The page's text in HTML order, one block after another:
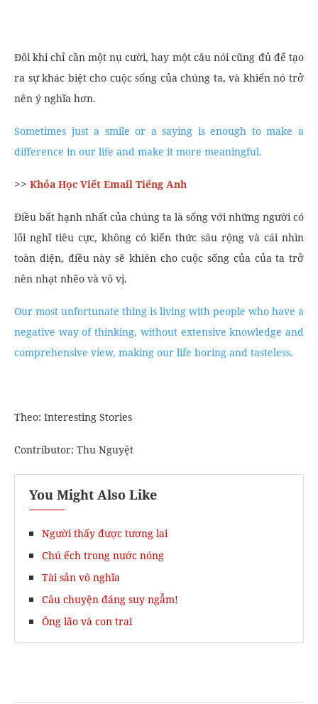
Đôi khi chỉ cần một nụ cười, hay một câu nói cũng đủ để tạo
ra sự khác biệt cho cuộc sống của chúng ta, và khiến nó trở
nên ý nghĩa hơn.
Sometimes just a smile or a saying is enough to make a
difference in our life and make it more meaningful.
>> Khóa Học Viết Email Tiếng Anh
Điều bất hạnh nhất của chúng ta là sống với những người có
lối nghĩ tiêu cực, không có kiến thức sâu rộng và cái nhìn
toàn diện, điều này sẽ khiên cho cuộc sống của của ta trở
nên nhạt nhẽo và vô vị.
Our most unfortunate thing is living with people who have a
negative way of thinking, without extensive knowledge and
comprehensive view, making our life boring and tasteless.
Theo: Interesting Stories
Contributor: Thu Nguyệt
You Might Also Like
Người thấy được tương lai
Chú ếch trong nước nóng
Tài sản vô nghĩa
Câu chuyện đáng suy ngẫm!
Ông lão và con trai